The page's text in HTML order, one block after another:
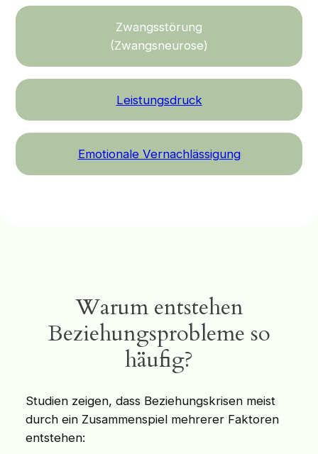
Zwangsstörung
(Zwangsneurose)
Leistungsdruck
Emotionale Vernachlässigung
Warum entstehen
Beziehungsprobleme so
häufig?
Studien zeigen, dass Beziehungskrisen meist
durch ein Zusammenspiel mehrerer Faktoren
entstehen: